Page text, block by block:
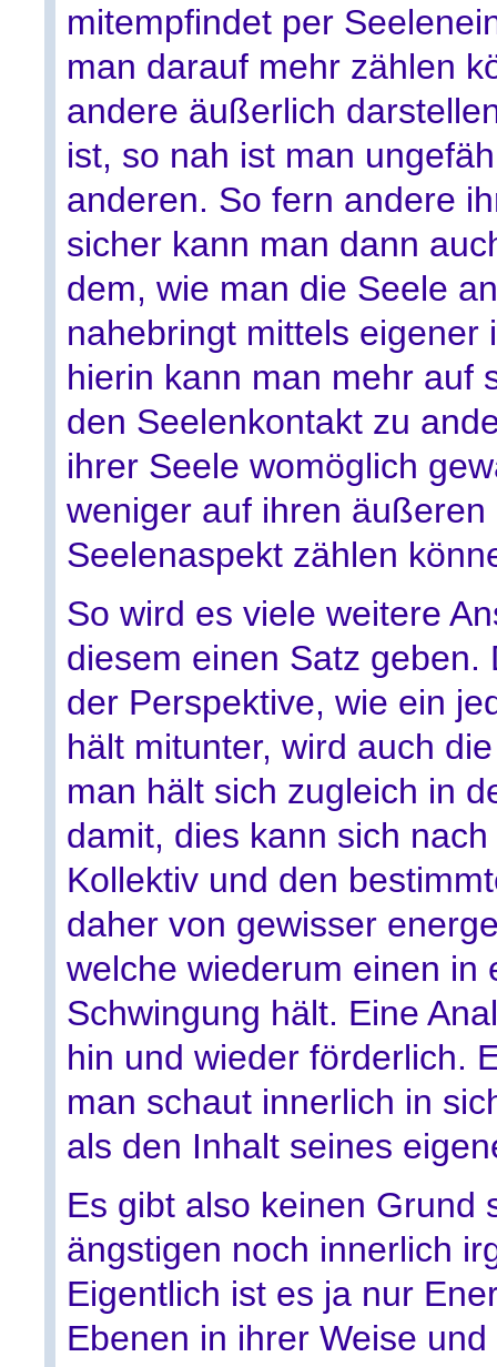
mitempfindet per
man darauf mehr zählen
andere äußerlich
ist, so nah ist man
anderen. So fern andere
sicher kann man dann
dem, wie man die Seele
nahebringt mittels eigener
hierin kann man mehr auf
den Seelenkontakt zu
ihrer Seele womöglich
weniger auf ihren
Seelenaspekt zählen
So wird es viele weitere
diesem einen Satz
der Perspektive, wie ein
hält mitunter, wird auch
man hält sich zugleich in
damit, dies kann sich
Kollektiv und den
daher von gewisser
welche wiederum einen in
Schwingung hält. Eine
hin und wieder förderlich.
man schaut innerlich in
als den Inhalt seines
Es gibt also keinen Grund
ängstigen noch innerlich
Eigentlich ist es ja nur
Ebenen in ihrer Weise